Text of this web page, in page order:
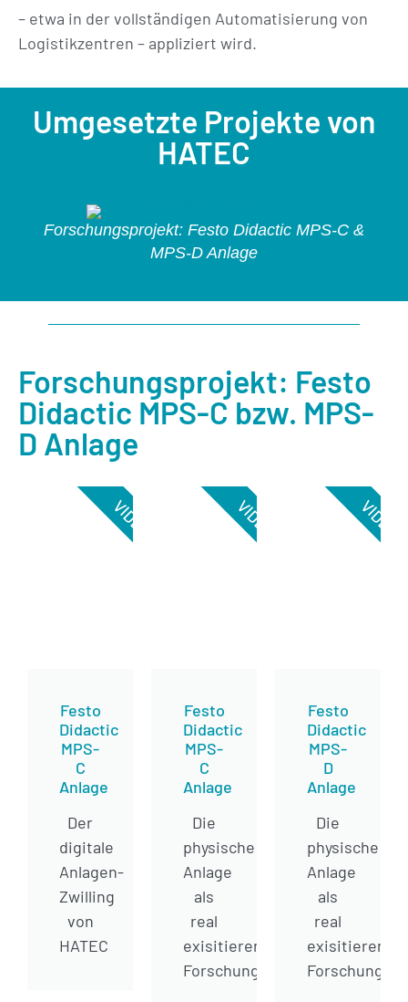
– etwa in der vollständigen Automatisierung von
Logistikzentren – appliziert wird.
Umgesetzte Projekte von
HATEC
Forschungsprojekt: Festo Didactic MPS-C &
MPS-D Anlage
Forschungsprojekt: Festo
Didactic MPS-C bzw. MPS-
D Anlage
Festo
Didactic
MPS-
C
Anlage
Der
digitale
Anlagen-
Zwilling
von
HATEC
VIDEO
Festo
Didactic
MPS-
C
Anlage
Die
physische
Anlage
als
real
exisitierendes
Forschungsobjekt
VIDEO
Festo
Didactic
MPS-
D
Anlage
Die
physische
Anlage
als
real
VIDEO